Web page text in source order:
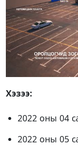
Хэзээ:
2022 оны 04
2022 оны 05